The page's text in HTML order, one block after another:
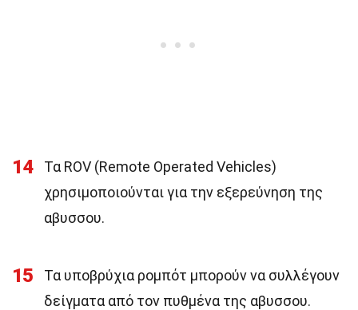
14
Τα ROV (Remote Operated Vehicles)
χρησιμοποιούνται για την εξερεύνηση της
αβυσσου.
15
Τα υποβρύχια ρομπότ μπορούν να συλλέγουν
δείγματα από τον πυθμένα της αβυσσου.